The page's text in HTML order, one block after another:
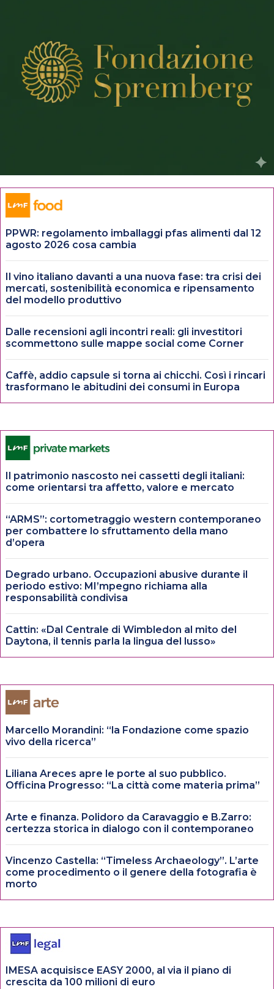
PPWR: regolamento imballaggi pfas alimenti dal 12
agosto 2026 cosa cambia
Il vino italiano davanti a una nuova fase: tra crisi dei
mercati, sostenibilità economica e ripensamento
del modello produttivo
Dalle recensioni agli incontri reali: gli investitori
scommettono sulle mappe social come Corner
Caffè, addio capsule si torna ai chicchi. Così i rincari
trasformano le abitudini dei consumi in Europa
Il patrimonio nascosto nei cassetti degli italiani:
come orientarsi tra affetto, valore e mercato
“ARMS”: cortometraggio western contemporaneo
per combattere lo sfruttamento della mano
d’opera
Degrado urbano. Occupazioni abusive durante il
periodo estivo: MI’mpegno richiama alla
responsabilità condivisa
Cattin: «Dal Centrale di Wimbledon al mito del
Daytona, il tennis parla la lingua del lusso»
Marcello Morandini: “la Fondazione come spazio
vivo della ricerca”
Liliana Areces apre le porte al suo pubblico.
Officina Progresso: “La città come materia prima”
Arte e finanza. Polidoro da Caravaggio e B.Zarro:
certezza storica in dialogo con il contemporaneo
Vincenzo Castella: “Timeless Archaeology”. L’arte
come procedimento o il genere della fotografia è
morto
IMESA acquisisce EASY 2000, al via il piano di
crescita da 100 milioni di euro